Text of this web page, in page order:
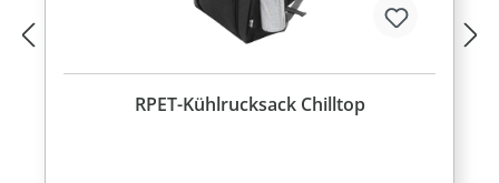
RPET-Kühlrucksack Chilltop